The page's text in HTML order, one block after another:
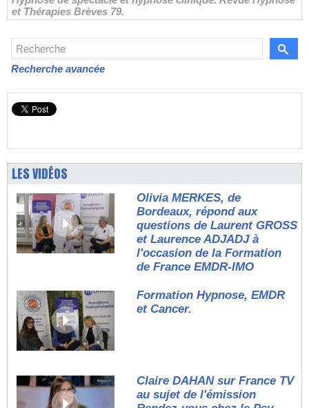
et Thérapies Brèves 79.
Recherche avancée
LES VIDÉOS
Olivia MERKES, de
Bordeaux, répond aux
questions de Laurent GROSS
et Laurence ADJADJ à
l'occasion de la Formation
de France EMDR-IMO
Formation Hypnose, EMDR
et Cancer.
Claire DAHAN sur France TV
au sujet de l'émission